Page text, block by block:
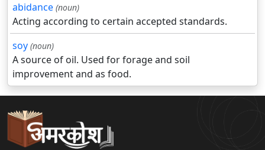
abidance (noun)
Acting according to certain accepted standards.
soy (noun)
A source of oil. Used for forage and soil
improvement and as food.